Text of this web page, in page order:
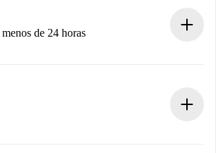
nada até que o proprietário confirme.
de 24 horas
cobraremos nada e ofereceremos